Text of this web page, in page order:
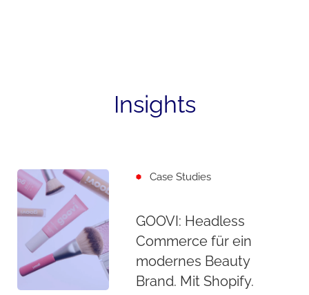
Insights
Case Studies
GOOVI: Headless
Commerce für ein
modernes Beauty
Brand. Mit Shopify.